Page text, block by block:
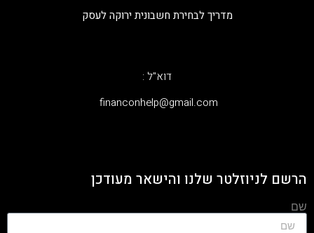
מדריך לבחירת חשבונית ירוקה לעסק
דוא"ל :
‫financonhelp@gmail.com‬
הרשם לניוזלטר שלנו והישאר מעודכן
שם